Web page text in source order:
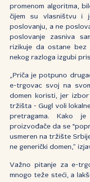
promenom algoritma,
čijem su vlasništvu i
poslovanju, a ne
poslovanje zasniva
rizikuje da ostane
nekog razloga izgubi
„Priča je potpuno
e-trgovac svoj na
domen koristi, jer
tržišta - Gugl voli
pretragama. Kako
proizvođače da se
usmeren na tržište
ne generički domen,“
Važno pitanje za e-
mnogo teže steći, a